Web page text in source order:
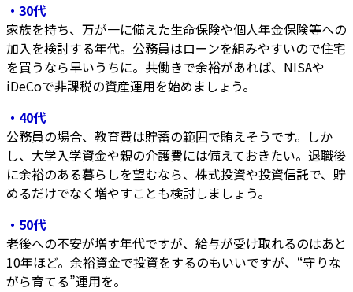
・30代
家族を持ち、万が一に備えた生命保険や個人年金保険等への
加入を検討する年代。公務員はローンを組みやすいので住宅
を買うなら早いうちに。共働きで余裕があれば、NISAや
iDeCoで非課税の資産運用を始めましょう。
・40代
公務員の場合、教育費は貯蓄の範囲で賄えそうです。しか
し、大学入学資金や親の介護費には備えておきたい。退職後
に余裕のある暮らしを望むなら、株式投資や投資信託で、貯
めるだけでなく増やすことも検討しましょう。
・50代
老後への不安が増す年代ですが、給与が受け取れるのはあと
10年ほど。余裕資金で投資をするのもいいですが、“守りな
がら育てる”運用を。